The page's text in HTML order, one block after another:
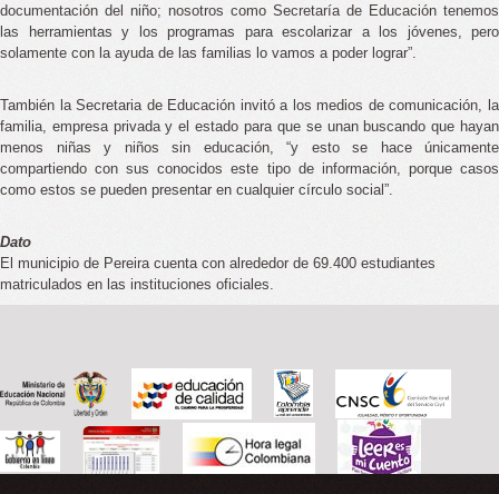
documentación del niño; nosotros como Secretaría de Educación tenemos
las herramientas y los programas para escolarizar a los jóvenes, pero
solamente con la ayuda de las familias lo vamos a poder lograr”.
También la Secretaria de Educación invitó a los medios de comunicación, la
familia, empresa privada y el estado para que se unan buscando que hayan
menos niñas y niños sin educación, “y esto se hace únicamente
compartiendo con sus conocidos este tipo de información, porque casos
como estos se pueden presentar en cualquier círculo social”.
Dato
El municipio de Pereira cuenta con alrededor de 69.400 estudiantes
matriculados en las instituciones oficiales.